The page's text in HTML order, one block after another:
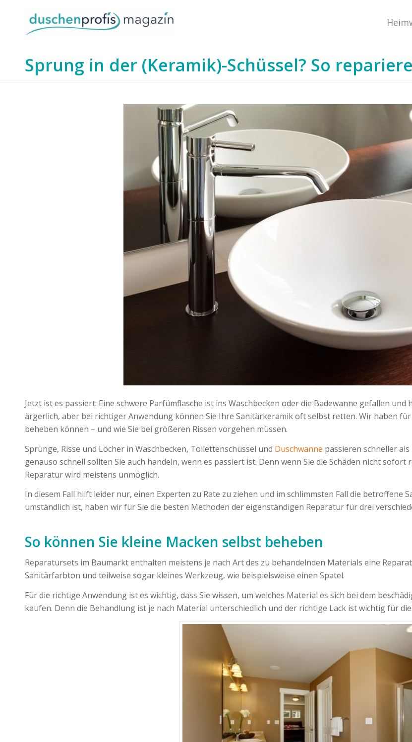
Sprung in der (Keramik)-Schüssel? So
Jetzt ist es passiert: Eine schwere Parfümflasche ist ins Waschbecken oder die Badewanne gefallen
ärgerlich, aber bei richtiger Anwendung können Sie Ihre Sanitärkeramik oft selbst retten. Wir haben
beheben können – und wie Sie bei größeren Rissen vorgehen müssen.
Sprünge, Risse und Löcher in Waschbecken, Toilettenschüssel und Duschwanne passieren schneller
genauso schnell sollten Sie auch handeln, wenn es passiert ist. Denn wenn Sie die Schäden nicht
Reparatur wird meistens unmöglich.
In diesem Fall hilft leider nur, einen Experten zu Rate zu ziehen und im schlimmsten Fall die betroffene
umständlich ist, haben wir für Sie die besten Methoden der eigenständigen Reparatur für drei
So können Sie kleine Macken selbst beheben
Reparatursets im Baumarkt enthalten meistens je nach Art des zu behandelnden Materials eine
Sanitärfarbton und teilweise sogar kleines Werkzeug, wie beispielsweise einen Spatel.
Für die richtige Anwendung ist es wichtig, dass Sie wissen, um welches Material es sich bei dem
kaufen. Denn die Behandlung ist je nach Material unterschiedlich und der richtige Lack ist wichtig für